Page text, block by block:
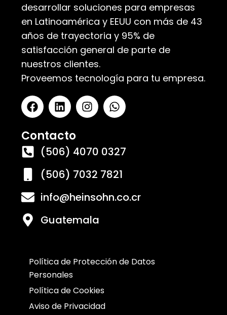
desarrollar soluciones para empresas
en Latinoamérica y EEUU con más de 43
años de trayectoria y 95% de
satisfacción general de parte de
nuestros clientes.
Proveemos tecnología para tu empresa.
Contacto
(506) 4070 0327
(506) 7032 7821
info@heinsohn.co.cr
Guatemala
Política de Protección de Datos
Personales
Política de Cookies
Aviso de Privacidad